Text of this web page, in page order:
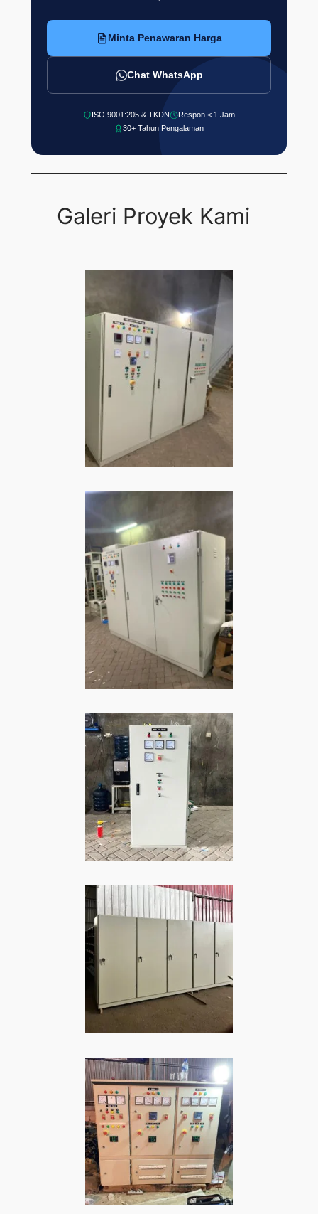
Minta Penawaran Harga
Chat WhatsApp
ISO 9001:205 & TKDN
Respon < 1 Jam
30+ Tahun Pengalaman
Galeri Proyek Kami